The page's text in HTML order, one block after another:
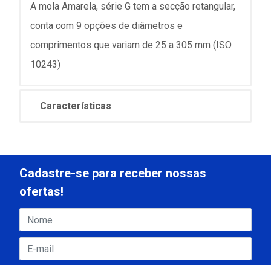
A mola Amarela, série G tem a secção retangular,
conta com 9 opções de diâmetros e
comprimentos que variam de 25 a 305 mm (ISO
10243)
Características
Cadastre-se para receber nossas
ofertas!